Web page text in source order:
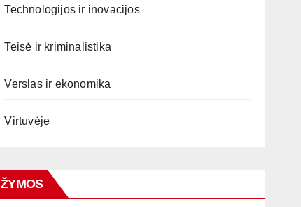
Technologijos ir inovacijos
Teisė ir kriminalistika
Verslas ir ekonomika
Virtuvėje
ŽYMOS